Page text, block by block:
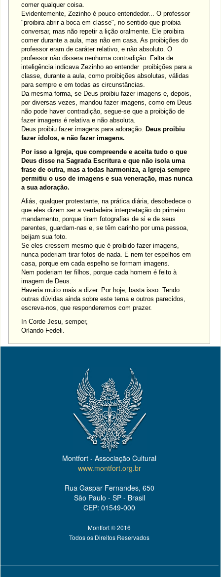
comer qualquer coisa.
Evidentemente, Zezinho é pouco entendedor... O professor
"proibira abrir a boca em classe", no sentido que proibia
conversar, mas não repetir a lição oralmente. Ele proibira
comer durante a aula, mas não em casa. As proibições do
professor eram de caráter relativo, e não absoluto. O
professor não dissera nenhuma contradição. Falta de
inteligência indicava Zezinho ao entender proibições para a
classe, durante a aula, como proibições absolutas, válidas
para sempre e em todas as circunstâncias.
Da mesma forma, se Deus proibiu fazer imagens e, depois,
por diversas vezes, mandou fazer imagens, como em Deus
não pode haver contradição, segue-se que a proibição de
fazer imagens é relativa e não absoluta.
Deus proibiu fazer imagens para adoração. Deus proibiu
fazer ídolos, e não fazer imagens.
Por isso a Igreja, que compreende e aceita tudo o que
Deus disse na Sagrada Escritura e que não isola uma
frase de outra, mas a todas harmoniza, a Igreja sempre
permitiu o uso de imagens e sua veneração, mas nunca
a sua adoração.
Aliás, qualquer protestante, na prática diária, desobedece o
que eles dizem ser a verdadeira interpretação do primeiro
mandamento, porque tiram fotografias de si e de seus
parentes, guardam-nas e, se têm carinho por uma pessoa,
beijam sua foto.
Se eles cressem mesmo que é proibido fazer imagens,
nunca poderiam tirar fotos de nada. E nem ter espelhos em
casa, porque em cada espelho se formam imagens.
Nem poderiam ter filhos, porque cada homem é feito à
imagem de Deus.
Haveria muito mais a dizer. Por hoje, basta isso. Tendo
outras dúvidas ainda sobre este tema e outros parecidos,
escreva-nos, que responderemos com prazer.
In Corde Jesu, semper,
Orlando Fedeli.
Montfort - Associação Cultural
www.montfort.org.br
Rua Gaspar Fernandes, 650
São Paulo - SP - Brasil
CEP: 01549-000
Montfort © 2016
Todos os Direitos Reservados